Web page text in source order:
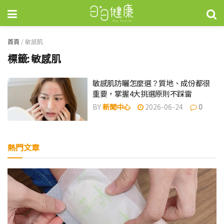
首頁 /敏感肌
標籤:敏感肌
敏感肌防曬怎麼選？質地、成份都很
重要，掌握4大挑選原則不踩雷
BY新聞中心 2026-06-24 0
熱門文章